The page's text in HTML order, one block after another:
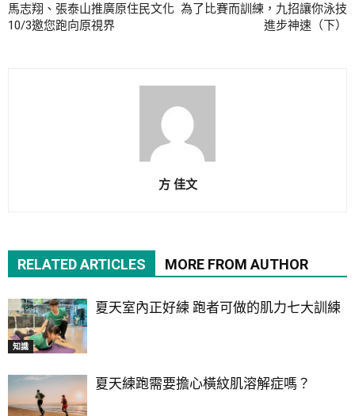
馬志翔、張泰山推廣原住民文化
10/3邀您跑向原視界
為了比賽而訓練，九招讓你泳技
進步神速（下）
方 佳文
RELATED ARTICLES MORE FROM AUTHOR
知識
夏天室內正好練 跑者可做的肌力七大訓練
夏天練跑需要擔心橫紋肌溶解症嗎？